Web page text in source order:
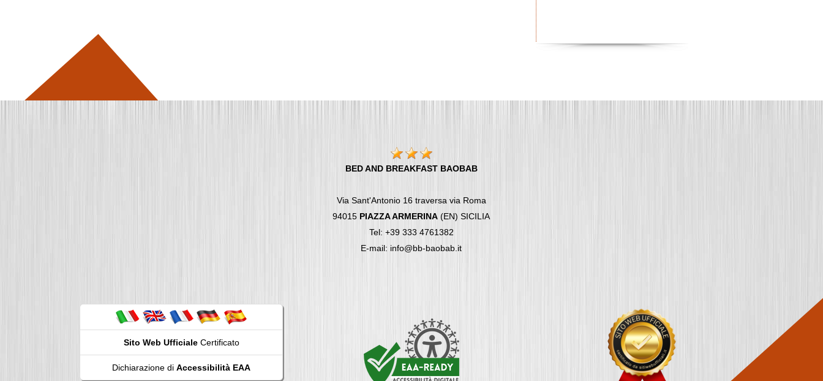
BED AND BREAKFAST BAOBAB
Via Sant'Antonio 16 traversa via Roma
94015 PIAZZA ARMERINA (EN) SICILIA
Tel: +39 333 4761382
E-mail: info@bb-baobab.it
Sito Web UfficialeCertificato
Dichiarazione di Accessibilità EAA